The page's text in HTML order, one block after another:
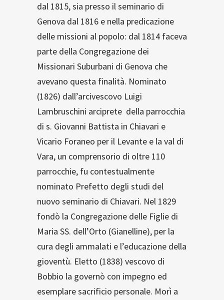
dal 1815, sia presso il seminario di
Genova dal 1816 e nella predicazione
delle missioni al popolo: dal 1814 faceva
parte della Congregazione dei
Missionari Suburbani di Genova che
avevano questa finalità. Nominato
(1826) dall’arcivescovo Luigi
Lambruschini arciprete della parrocchia
di s. Giovanni Battista in Chiavari e
Vicario Foraneo per il Levante e la val di
Vara, un comprensorio di oltre 110
parrocchie, fu contestualmente
nominato Prefetto degli studi del
nuovo seminario di Chiavari. Nel 1829
fondò la Congregazione delle Figlie di
Maria SS. dell’Orto (Gianelline), per la
cura degli ammalati e l’educazione della
gioventù. Eletto (1838) vescovo di
Bobbio la governò con impegno ed
esemplare sacrificio personale. Morì a